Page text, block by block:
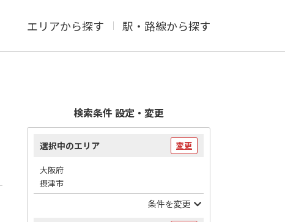
エリアから探す 駅・路線から探す
検索条件 設定・変更
選択中のエリア 変更
大阪府
摂津市
条件を変更